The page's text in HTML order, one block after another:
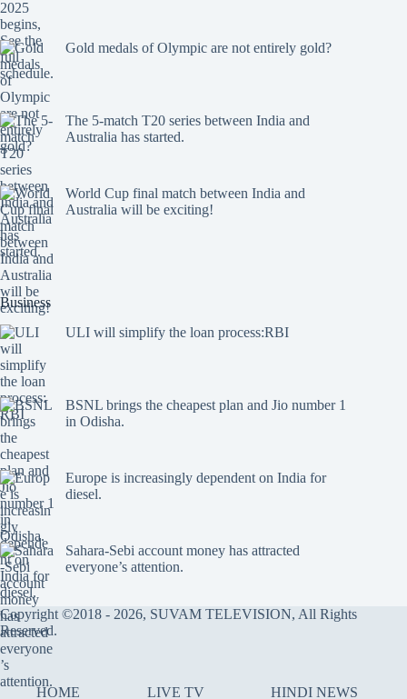
Gold medals of Olympic are not entirely gold?
The 5-match T20 series between India and
Australia has started.
World Cup final match between India and
Australia will be exciting!
Business
ULI will simplify the loan process:RBI
BSNL brings the cheapest plan and Jio number 1
in Odisha.
Europe is increasingly dependent on India for
diesel.
Sahara-Sebi account money has attracted
everyone’s attention.
Copyright ©2018 - 2026, SUVAM TELEVISION, All Rights
Reserved.
HOME LIVE TV HINDI NEWS